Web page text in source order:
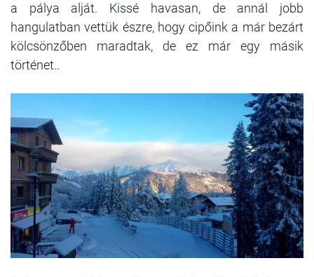
a pálya alját. Kissé havasan, de annál jobb
hangulatban vettük észre, hogy cipőink a már bezárt
kölcsönzőben maradtak, de ez már egy másik
történet..